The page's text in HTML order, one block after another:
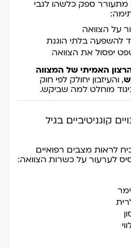
ספק כלשהו לגבי
על הצוואה
להשפעה בלתי הוגנת
יפסול את הצוואה
האמיתי של המצווה
, והעיזבון יחולק לפי חוק
מוחלט למה שביקש.
קוגניטיביים בגיל
לראות מצבים רפואיים
לערעור על כשרות הצוואה: